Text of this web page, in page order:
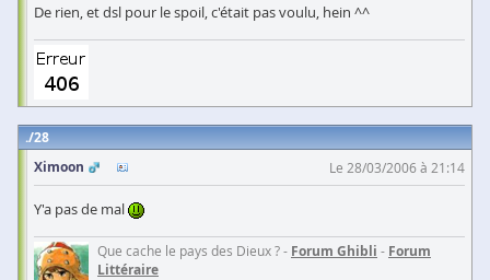
De rien, et dsl pour le spoil, c'était pas voulu, hein ^^
28
Ximoon
Le 28/03/2006 à 21:14
Y'a pas de mal
Que cache le pays des Dieux ? - Forum Ghibli - Forum
Littéraire